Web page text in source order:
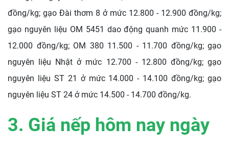
đồng/kg; gạo Đài thơm 8 ở mức 12.800 - 12.900 đồng/kg;
gạo nguyên liệu OM 5451 dao động quanh mức 11.900 -
12.000 đồng/kg; OM 380 11.500 - 11.700 đồng/kg; gạo
nguyên liệu Nhật ở mức 12.700 - 12.800 đồng/kg; gạo
nguyên liệu ST 21 ở mức 14.000 - 14.100 đồng/kg; gạo
nguyên liệu ST 24 ở mức 14.500 - 14.700 đồng/kg.
3. Giá nếp hôm nay ngày